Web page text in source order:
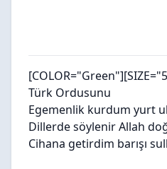
Türk Ordusunu
Egemenlik kurdum yurt
Dillerde söylenir Allah
Cihana getirdim barışı